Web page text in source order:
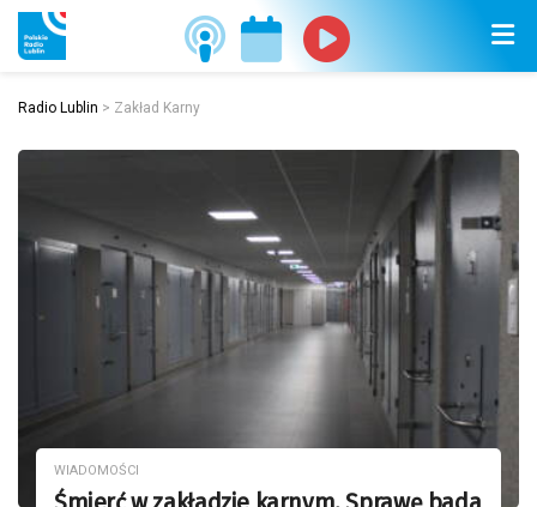
Radio Lublin > Zakład Karny
WIADOMOŚCI